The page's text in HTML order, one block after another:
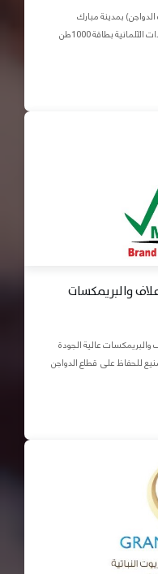
بمدينة مبارك
الصناعية بقويسنا مزود بأحدث الأجهزة والمعدات الآلمانية بطاقة 1000طن
والبريمكسات
عالية الجودة
للحفاظ على قطاع الدواجن